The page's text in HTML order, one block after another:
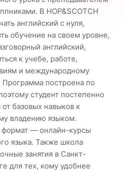
В HOP&SCOTCH
английский с нуля,
обучение на своем уровне,
английский,
к учебе, работе,
и международному
построена по
студент постепенно
от базовых навыков к
владению языком.
формат — онлайн-курсы
языка. Также школа
занятия в Санкт-
для тех, кому удобнее